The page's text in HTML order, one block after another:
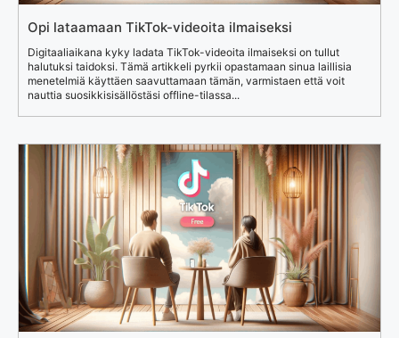
Opi lataamaan TikTok-videoita ilmaiseksi
Digitaaliaikana kyky ladata TikTok-videoita ilmaiseksi on tullut
halutuksi taidoksi. Tämä artikkeli pyrkii opastamaan sinua laillisia
menetelmiä käyttäen saavuttamaan tämän, varmistaen että voit
nauttia suosikkisisällöstäsi offline-tilassa...